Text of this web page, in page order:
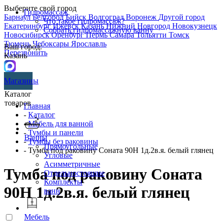
Выберите свой город
БарнаулБелгородБийск ВолгоградВоронеж Другой город
ЕкатеринбургИжевскКазаньНижний Новгород Новокузнецк
НовосибирскОренбургПермьСамараТольятти Томск
ТюменьЧебоксары Ярославль
Перезвонить
Гидромассаж
Что такое гидромассаж?
Собрать гидромассажную ванну
Ваш город:
Казань
Магазины
Каталог
товаров
Ванны
Прямоугольные
Угловые
Асимметричные
Отдельностоящие
Комплекты
ванн
Мебель
Главная
- Каталог
-Мебель для ванной
- Тумбы и панели
-Тумбы без раковины
- Тумба под раковину Соната 90Н 1д.2в.я. белый глянец
Тумба под раковину Соната
90Н 1д.2в.я. белый глянец